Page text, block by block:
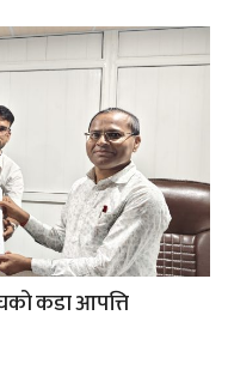
कडा आपत्ति